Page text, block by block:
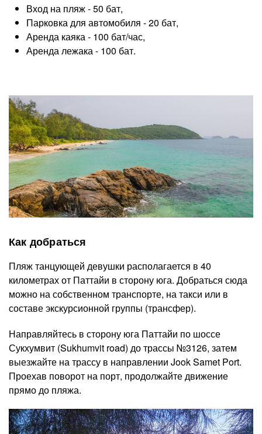
Вход на пляж - 50 бат,
Парковка для автомобиля - 20 бат,
Аренда каяка - 100 бат/час,
Аренда лежака - 100 бат.
Как добраться
Пляж танцующей девушки располагается в 40
километрах от Паттайи в сторону юга. Добраться сюда
можно на собственном транспорте, на такси или в
составе экскурсионной группы (трансфер).
Направляйтесь в сторону юга Паттайи по шоссе
Сукхумвит (Sukhumvit road) до трассы №3126, затем
выезжайте на трассу в направлении Jook Samet Port.
Проехав поворот на порт, продолжайте движение
прямо до пляжа.